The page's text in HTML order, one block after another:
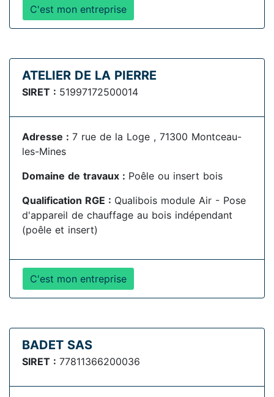
C'est mon entreprise
ATELIER DE LA PIERRE
SIRET : 51997172500014
Adresse : 7 rue de la Loge , 71300 Montceau-
les-Mines
Domaine de travaux : Poêle ou insert bois
Qualification RGE : Qualibois module Air - Pose
d'appareil de chauffage au bois indépendant
(poêle et insert)
C'est mon entreprise
BADET SAS
SIRET : 77811366200036